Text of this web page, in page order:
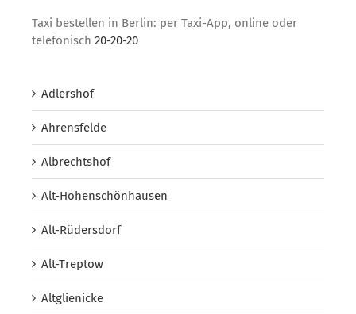
Taxi bestellen in Berlin: per Taxi-App, online oder
telefonisch 20-20-20
Adlershof
Ahrensfelde
Albrechtshof
Alt-Hohenschönhausen
Alt-Rüdersdorf
Alt-Treptow
Altglienicke